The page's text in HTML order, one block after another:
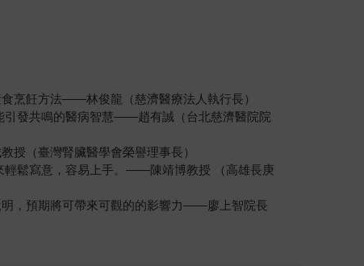
烹飪方法——林俊龍（慈濟醫療法人執行長）
引發共鳴的醫病智慧——趙有誠（台北慈濟醫院院
（臺灣腎臟醫學會榮譽理事長）
輕鬆寫意，容易上手。——陳靖博教授 （高雄長庚
明，預期將可帶來可觀的的影響力——廖上智院長